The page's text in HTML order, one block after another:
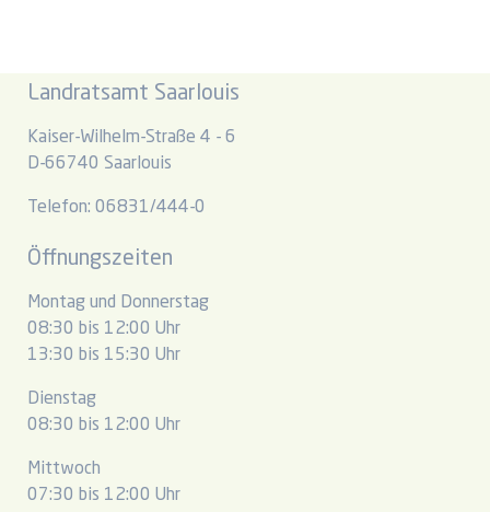
Landratsamt Saarlouis
Kaiser-Wilhelm-Straße 4 - 6
D-66740 Saarlouis
Telefon: 06831/444-0
Öffnungszeiten
Montag und Donnerstag
08:30 bis 12:00 Uhr
13:30 bis 15:30 Uhr
Dienstag
08:30 bis 12:00 Uhr
Mittwoch
07:30 bis 12:00 Uhr